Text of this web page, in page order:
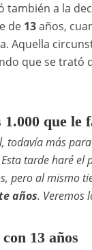
también a la
de 13años,
Aquella
que se
que le
todavía más
tarde haré
pero al mismo
años. Veremos
13 años